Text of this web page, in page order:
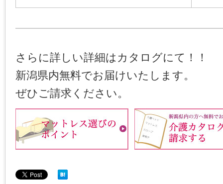
さらに詳しい詳細はカタログにて！！
新潟県内無料でお届けいたします。
ぜひご請求ください。